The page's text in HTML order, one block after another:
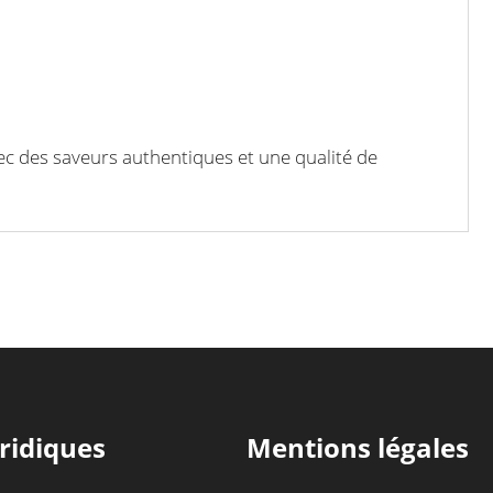
des saveurs authentiques et une qualité de
Mentions légales